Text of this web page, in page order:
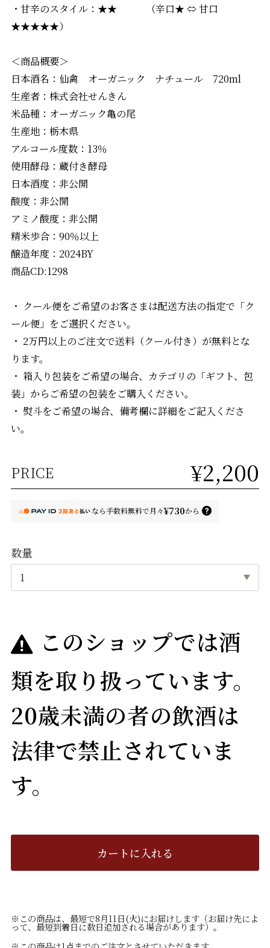
・甘辛のスタイル：★★ （辛口★ ⇔ 甘口
★★★★★）
＜商品概要＞
日本酒名：仙禽 オーガニック ナチュール 720ml
生産者：株式会社せんきん
米品種：オーガニック亀の尾
生産地：栃木県
アルコール度数：13％
使用酵母：蔵付き酵母
日本酒度：非公開
酸度：非公開
アミノ酸度：非公開
精米歩合：90％以上
醸造年度：2024BY
商品CD:1298
・ クール便をご希望のお客さまは配送方法の指定で「ク
ール便」をご選択ください。
・ 2万円以上のご注文で送料（クール付き）が無料とな
ります。
・ 箱入り包装をご希望の場合、カテゴリの「ギフト、包
装」からご希望の包装をご購入ください。
・ 熨斗をご希望の場合、備考欄に詳細をご記入くださ
い。
PRICE ¥2,200
なら手数料無料で月々¥730から
数量
このショップでは酒
類を取り扱っています。
20歳未満の者の飲酒は
法律で禁止されていま
す。
カートに入れる
※この商品は、最短で8月11日(火)にお届けします（お届け先によ
って、最短到着日に数日追加される場合があります）。